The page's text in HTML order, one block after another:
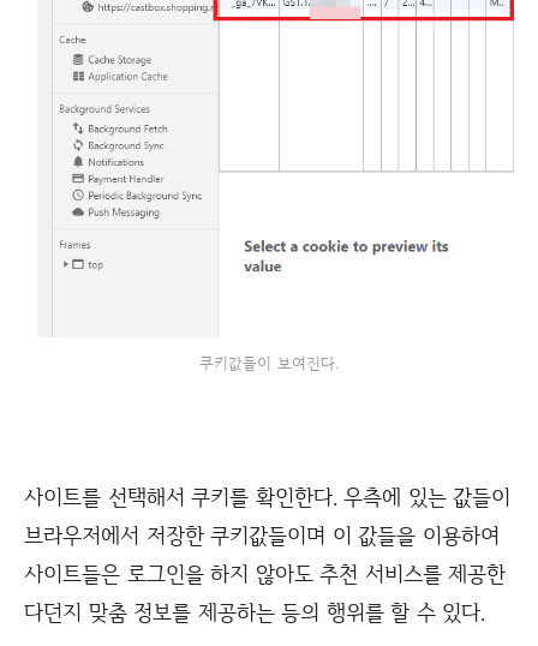
쿠키값들이 보여진다.
사이트를 선택해서 쿠키를 확인한다. 우측에 있는 값들이
브라우저에서 저장한 쿠키값들이며 이 값들을 이용하여
사이트들은 로그인을 하지 않아도 추천 서비스를 제공한
다던지 맞춤 정보를 제공하는 등의 행위를 할 수 있다.